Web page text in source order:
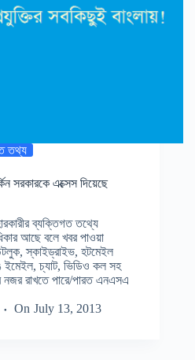
তথ্য
সরকারকে এক্সেস দিয়েছে
ব্যক্তিগত তথ্যে
আছে বলে খবর পাওয়া
স্কাইড্রাইভ, হটমেইল
ইমেইল, চ্যাট, ভিডিও কল সহ
নজর রাখতে পারে/পারত এনএসএ
On July 13, 2013